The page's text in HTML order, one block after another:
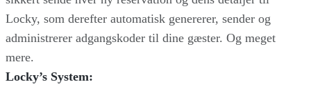
Locky, som derefter automatisk genererer, sender og
administrerer adgangskoder til dine gæster. Og meget
mere.
Locky’s System: